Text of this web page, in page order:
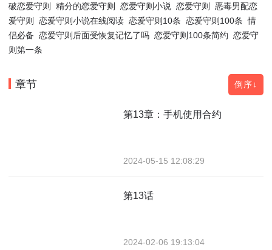
破恋爱守则
精分的恋爱守则 恋爱守则小说 恋爱守则
恶毒男配恋
爱守则
恋爱守则小说在线阅读 恋爱守则10条 恋爱守则100条 情
侣必备 恋爱守则后面受恢复记忆了吗 恋爱守则100条简约 恋爱守
则第一条
章节 倒序↓
第13章：手机使用合约
2024-05-15 12:08:29
第13话
2024-02-06 19:13:04